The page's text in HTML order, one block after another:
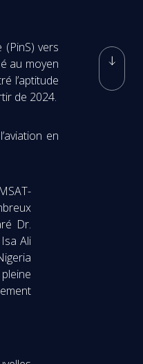
vers
au moyen
l’aptitude
de 2024.
en
Dr.
Ali